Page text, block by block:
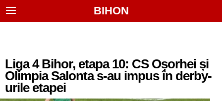
BIHON
Liga 4 Bihor, etapa 10: CS Oșorhei și
Olimpia Salonta s-au impus în derby-
urile etapei